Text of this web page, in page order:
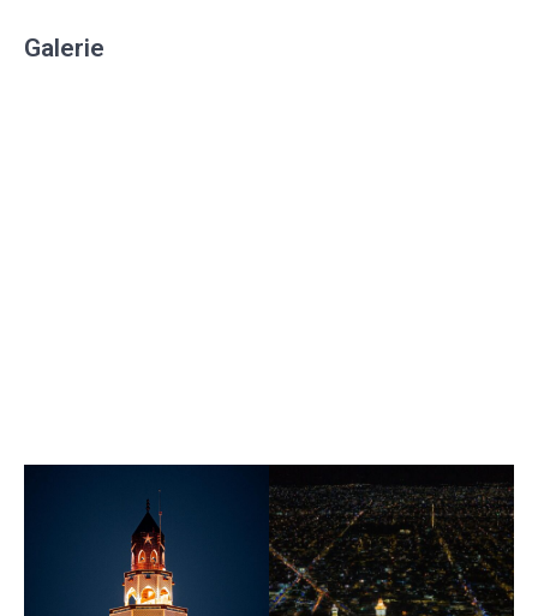
Galerie